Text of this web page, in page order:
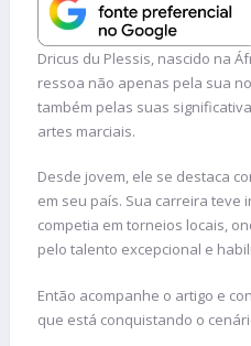
Dricus du Plessis, nascido na
ressoa não apenas pela sua
também pelas suas
artes marciais.
Desde jovem, ele se destaca
em seu país. Sua carreira teve
competia em torneios locais,
pelo talento excepcional e
Então acompanhe o artigo e
que está conquistando o